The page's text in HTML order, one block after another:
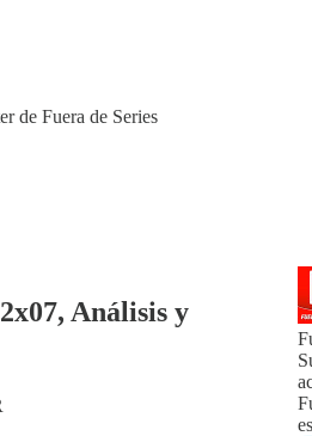
de Fuera de Series
Análisis y